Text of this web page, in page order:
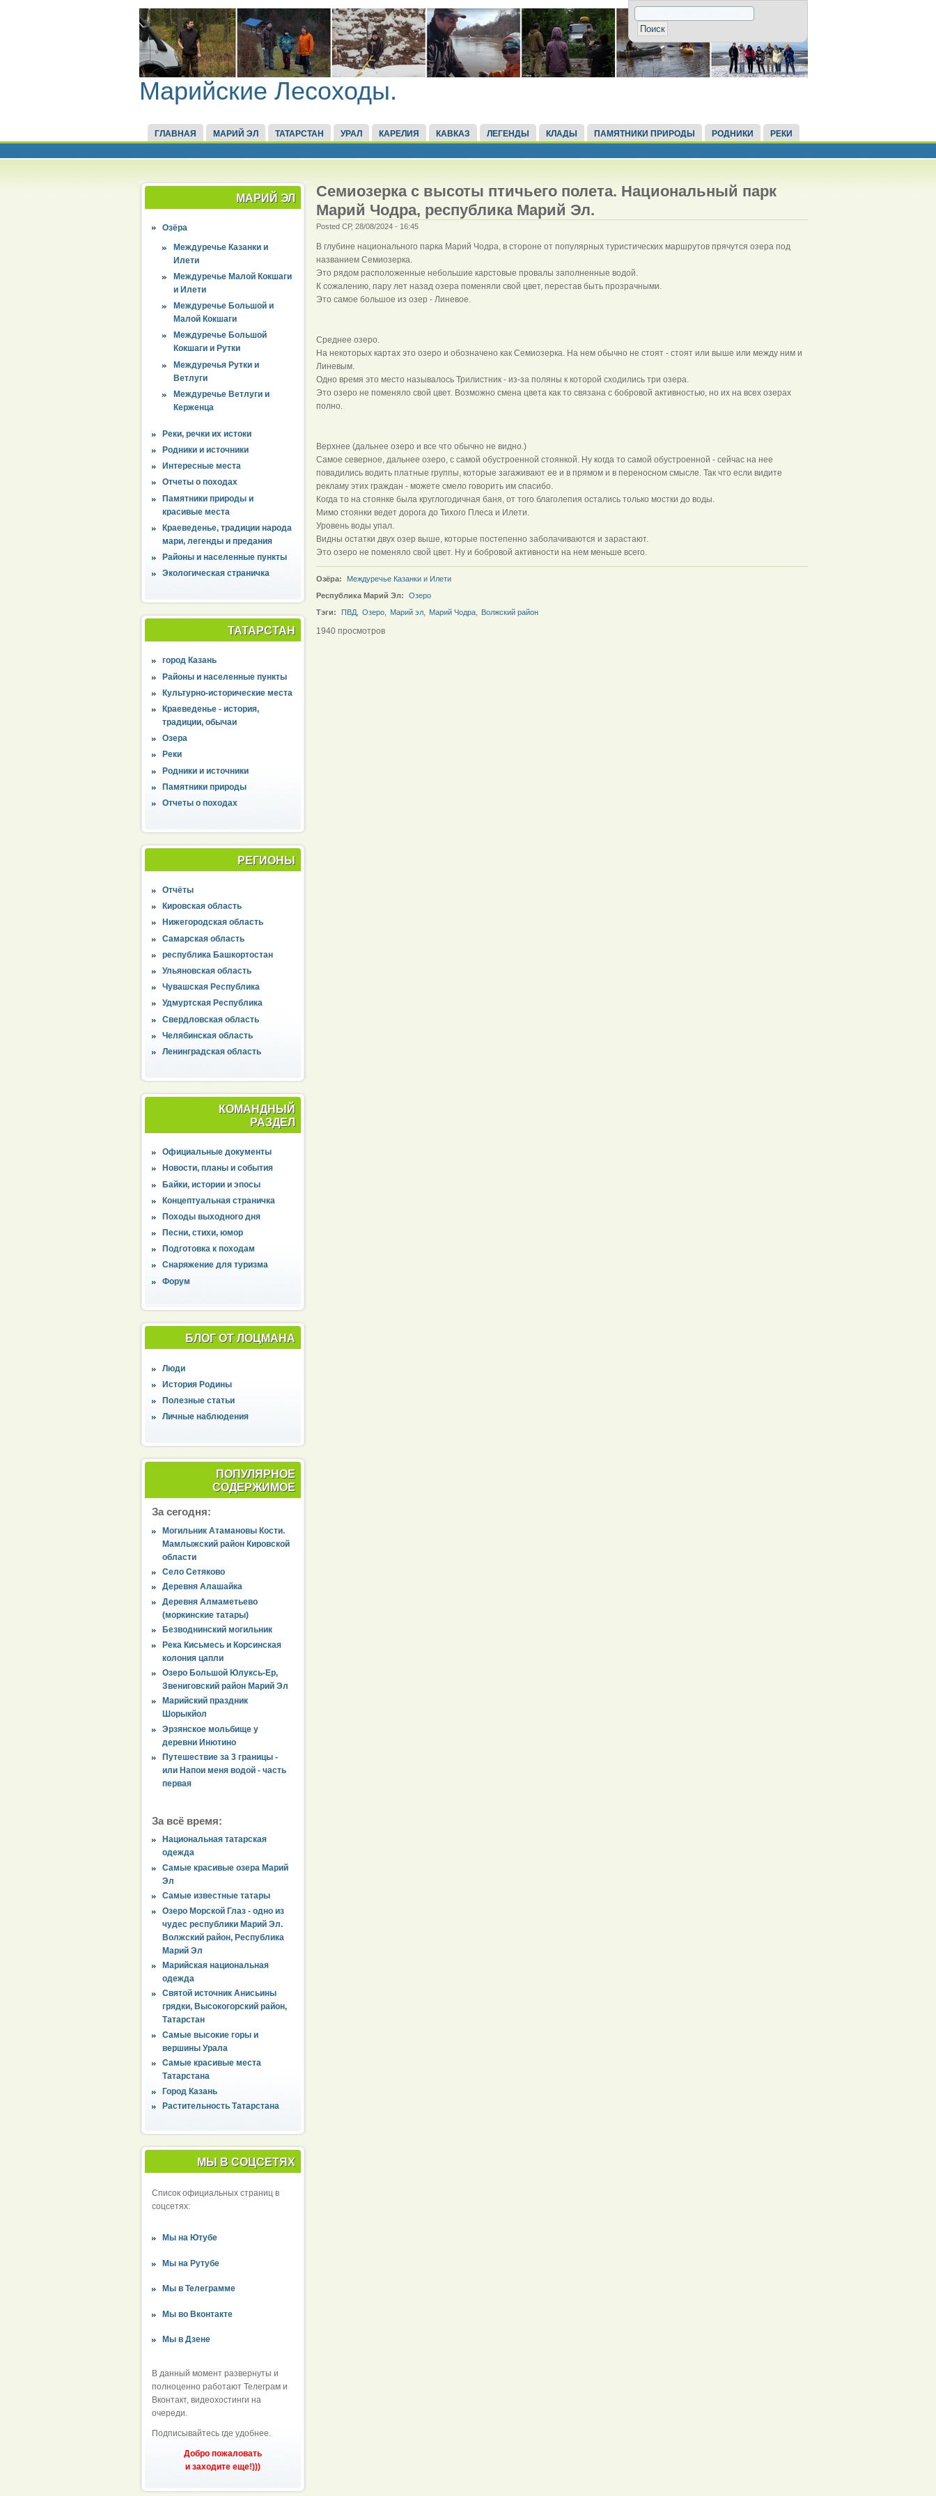
Марийские Лесоходы.
ГЛАВНАЯ МАРИЙ ЭЛ ТАТАРСТАН УРАЛ КАРЕЛИЯ КАВКАЗ ЛЕГЕНДЫ КЛАДЫ ПАМЯТНИКИ ПРИРОДЫ РОДНИКИ РЕКИ
МАРИЙ ЭЛ
Озёра
Междуречье Казанки и
Илети
Междуречье Малой Кокшаги
и Илети
Междуречье Большой и
Малой Кокшаги
Междуречье Большой
Кокшаги и Рутки
Междуречья Рутки и
Ветлуги
Междуречье Ветлуги и
Керженца
Реки, речки их истоки
Родники и источники
Интересные места
Отчеты о походах
Памятники природы и
красивые места
Краеведенье, традиции народа
мари, легенды и предания
Районы и населенные пункты
Экологическая страничка
ТАТАРСТАН
город Казань
Районы и населенные пункты
Культурно-исторические места
Краеведенье - история,
традиции, обычаи
Озера
Реки
Родники и источники
Памятники природы
Отчеты о походах
РЕГИОНЫ
Отчёты
Кировская область
Нижегородская область
Самарская область
республика Башкортостан
Ульяновская область
Чувашская Республика
Удмуртская Республика
Свердловская область
Челябинская область
Ленинградская область
КОМАНДНЫЙ
РАЗДЕЛ
Официальные документы
Новости, планы и события
Байки, истории и эпосы
Концептуальная страничка
Походы выходного дня
Песни, стихи, юмор
Подготовка к походам
Снаряжение для туризма
Форум
БЛОГ ОТ ЛОЦМАНА
Люди
История Родины
Полезные статьи
Личные наблюдения
ПОПУЛЯРНОЕ
СОДЕРЖИМОЕ
За сегодня:
Могильник Атамановы Кости.
Мамлыжский район Кировской
области
Село Сетяково
Деревня Алашайка
Деревня Алмаметьево
(моркинские татары)
Безводнинский могильник
Река Кисьмесь и Корсинская
колония цапли
Озеро Большой Юлуксь-Ер,
Звениговский район Марий Эл
Марийский праздник
Шорыкйол
Эрзянское мольбище у
деревни Инютино
Путешествие за 3 границы -
или Напои меня водой - часть
первая
За всё время:
Национальная татарская
одежда
Самые красивые озера Марий
Эл
Самые известные татары
Озеро Морской Глаз - одно из
чудес республики Марий Эл.
Волжский район, Республика
Марий Эл
Марийская национальная
одежда
Святой источник Анисьины
грядки, Высокогорский район,
Татарстан
Самые высокие горы и
вершины Урала
Самые красивые места
Татарстана
Город Казань
Растительность Татарстана
МЫ В СОЦСЕТЯХ
Список официальных страниц в
соцсетях:
Мы на Ютубе
Мы на Рутубе
Мы в Телеграмме
Мы во Вконтакте
Мы в Дзене
В данный момент развернуты и
полноценно работают Телеграм и
Вконтакт, видеохостинги на
очереди.
Подписывайтесь где удобнее.
Добро пожаловать
и заходите еще!)))
Семиозерка с высоты птичьего полета. Национальный парк
Марий Чодра, республика Марий Эл.
Posted СР, 28/08/2024 - 16:45
В глубине национального парка Марий Чодра, в стороне от популярных туристических маршрутов прячутся озера под
названием Семиозерка.
Это рядом расположенные небольшие карстовые провалы заполненные водой.
К сожалению, пару лет назад озера поменяли свой цвет, перестав быть прозрачными.
Это самое большое из озер - Линевое.
Среднее озеро.
На некоторых картах это озеро и обозначено как Семиозерка. На нем обычно не стоят - стоят или выше или между ним и
Линевым.
Одно время это место называлось Трилистник - из-за поляны к которой сходились три озера.
Это озеро не поменяло свой цвет. Возможно смена цвета как то связана с бобровой активностью, но их на всех озерах
полно.
Верхнее (дальнее озеро и все что обычно не видно.)
Самое северное, дальнее озеро, с самой обустроенной стоянкой. Ну когда то самой обустроенной - сейчас на нее
повадились водить платные группы, которые загаживают ее и в прямом и в переносном смысле. Так что если видите
рекламу этих граждан - можете смело говорить им спасибо.
Когда то на стоянке была круглогодичная баня, от того благолепия остались только мостки до воды.
Мимо стоянки ведет дорога до Тихого Плеса и Илети.
Уровень воды упал.
Видны остатки двух озер выше, которые постепенно заболачиваются и зарастают.
Это озеро не поменяло свой цвет. Ну и бобровой активности на нем меньше всего.
Озёра:
Междуречье Казанки и Илети
Республика Марий Эл:
Озеро
Тэги:
ПВД, Озеро, Марий эл, Марий Чодра, Волжский район
1940 просмотров